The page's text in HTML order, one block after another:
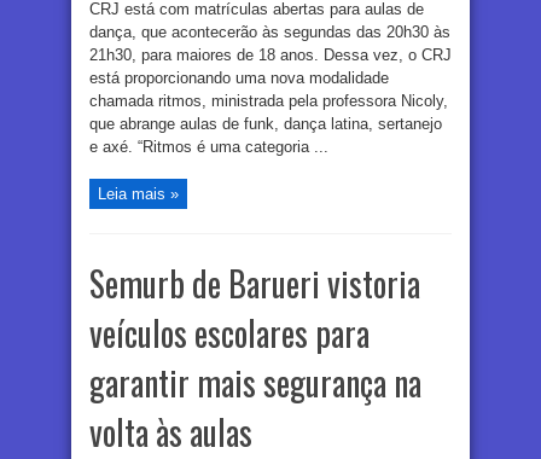
CRJ está com matrículas abertas para aulas de
dança, que acontecerão às segundas das 20h30 às
21h30, para maiores de 18 anos. Dessa vez, o CRJ
está proporcionando uma nova modalidade
chamada ritmos, ministrada pela professora Nicoly,
que abrange aulas de funk, dança latina, sertanejo
e axé. “Ritmos é uma categoria ...
Leia mais »
Semurb de Barueri vistoria
veículos escolares para
garantir mais segurança na
volta às aulas